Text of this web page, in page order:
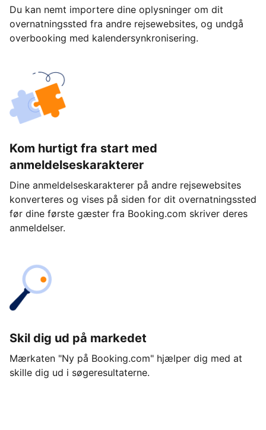
Du kan nemt importere dine oplysninger om dit
overnatningssted fra andre rejsewebsites, og undgå
overbooking med kalendersynkronisering.
Kom hurtigt fra start med
anmeldelseskarakterer
Dine anmeldelseskarakterer på andre rejsewebsites
konverteres og vises på siden for dit overnatningssted
før dine første gæster fra Booking.com skriver deres
anmeldelser.
Skil dig ud på markedet
Mærkaten "Ny på Booking.com" hjælper dig med at
skille dig ud i søgeresultaterne.